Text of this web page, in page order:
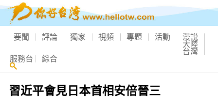
要聞 評論 獨家 視頻 專題 活動 漫説
大陸
台灣
服務台 綜合
習近平會見日本首相安倍晉三